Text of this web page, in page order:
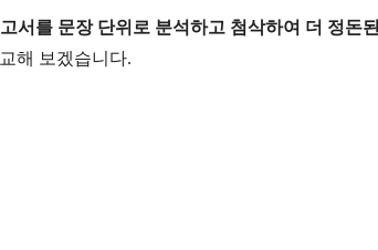
서를 문장 단위로 분석하고 첨삭하여 더 정돈
해 보겠습니다.